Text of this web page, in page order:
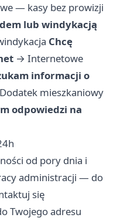
— kasy bez prowizji
lub windykacją
Chcę
→ Internetowe
informacji o
Dodatek mieszkaniowy
odpowiedzi na
od pory dnia i
administracji — do
się
Twojego adresu